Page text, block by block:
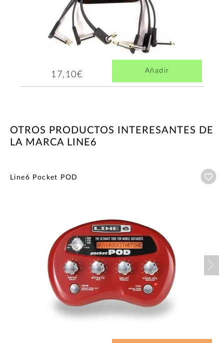
17,10€ Añadir
OTROS PRODUCTOS INTERESANTES DE
LA MARCA LINE6
Line6 Pocket POD